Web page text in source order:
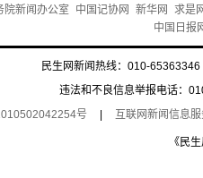
院新闻办公室 中国记协网 新华网
求是
中国日报
民生网新闻热线：010-
违法和不良信息举报电话：
号
互联网新闻信息
《民